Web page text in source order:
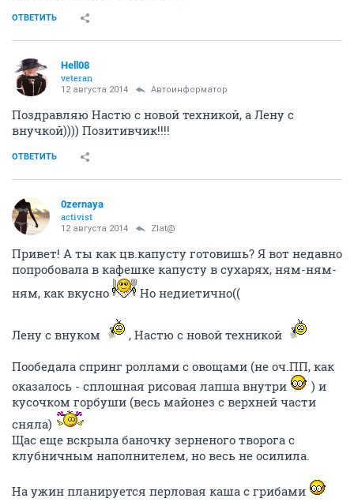
ОТВЕТИТЬ
Hell08
veteran
12 августа 2014 Автоинформатор
Поздравляю Настю с новой техникой, а Лену с
внучкой)))) Позитивчик!!!!
ОТВЕТИТЬ
0zernaya
activist
12 августа 2014 Zlat@
Привет! А ты как цв.капусту готовишь? Я вот недавно
попробовала в кафешке капусту в сухарях, ням-ням-
ням, как вкусно
Но недиетично((
Лену с внуком
, Настю с новой техникой
Пообедала спринг роллами с овощами (не оч.ПП, как
оказалось - сплошная рисовая лапша внутри
) и
кусочком горбуши (весь майонез с верхней части
сняла)
Щас еще вскрыла баночку зерненого творога с
клубничным наполнителем, но весь не осилила.
На ужин планируется перловая каша с грибами